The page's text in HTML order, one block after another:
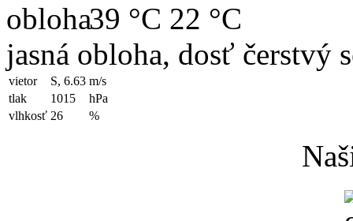
39 °C 22 °C
jasná obloha, dosť čerstvý
vietor S, 6.63 m/s
tlak
1015
hPa
vlhkosť 26 %